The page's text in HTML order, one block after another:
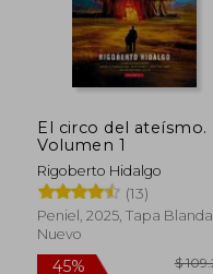
El circo del ateísmo.
Volumen 1
Rigoberto Hidalgo
(13)
Peniel, 2025, Tapa Blanda,
Nuevo